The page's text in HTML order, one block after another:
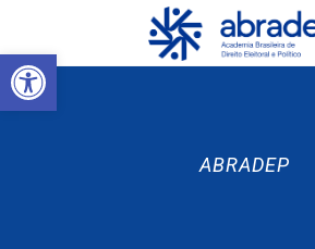
Abrir a barra de ferramentas
ABRADEP